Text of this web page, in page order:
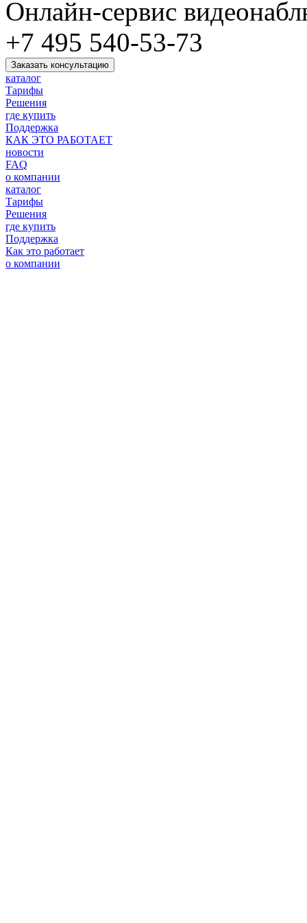
Онлайн-сервис
+7 495 540-53-73
Заказать консультацию
каталог
Тарифы
Решения
где купить
Поддержка
КАК ЭТО РАБОТАЕТ
новости
FAQ
о компании
каталог
Тарифы
Решения
где купить
Поддержка
Как это работает
о компании